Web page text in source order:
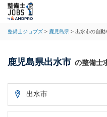
整備士ジョブズ 鹿児島県 出水市の自動
鹿児島県出水市 の整備士
出水市